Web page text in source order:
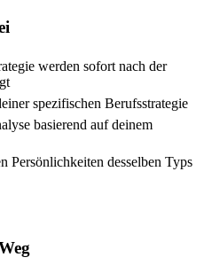
werden sofort nach der
spezifischen Berufsstrategie
basierend auf deinem
Persönlichkeiten desselben Typs